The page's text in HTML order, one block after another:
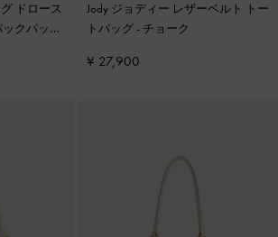
ドロース
クパック
Jody ジョディー レザーベルト トー
トバッグ- チョーク
¥ 27,900